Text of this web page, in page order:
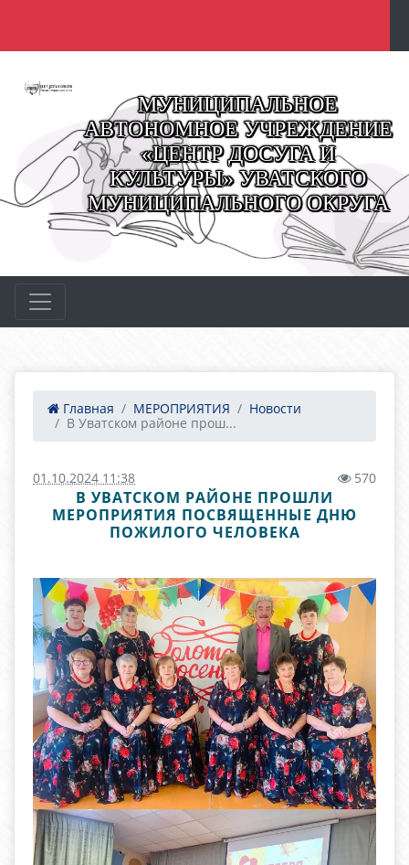
МУНИЦИПАЛЬНОЕ
АВТОНОМНОЕ УЧРЕЖДЕНИЕ
«ЦЕНТР ДОСУГА И
КУЛЬТУРЫ» УВАТСКОГО
МУНИЦИПАЛЬНОГО ОКРУГА
Главная МЕРОПРИЯТИЯ
Новости
В Уватском районе прош...
01.10.2024 11:38 570
В УВАТСКОМ РАЙОНЕ ПРОШЛИ
МЕРОПРИЯТИЯ ПОСВЯЩЕННЫЕ ДНЮ
ПОЖИЛОГО ЧЕЛОВЕКА